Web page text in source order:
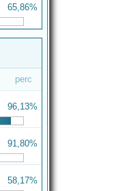
65,86%
perc
96,13%
91,80%
58,17%